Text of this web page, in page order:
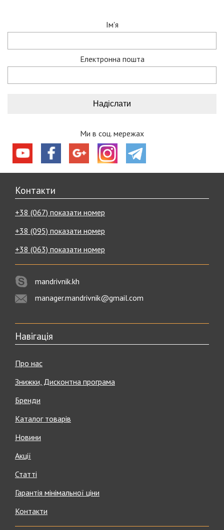
Ім'я
Електронна пошта
Ми в соц. мережах
Контакти
+38 (067) показати номер
+38 (095) показати номер
+38 (063) показати номер
mandrivnik.kh
manager.mandrivnik@gmail.com
Навігація
Про нас
Знижки, Дисконтна програма
Бренди
Каталог товарів
Новини
Акції
Статті
Гарантія мінімальної ціни
Контакти